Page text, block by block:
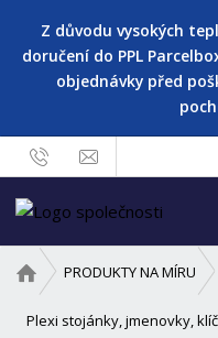
Z důvodu vysokých
doručení do PPL
objednávky před
v
o
PRODUKTY NA MÍRU
Plexi stojánky, jmenovky,